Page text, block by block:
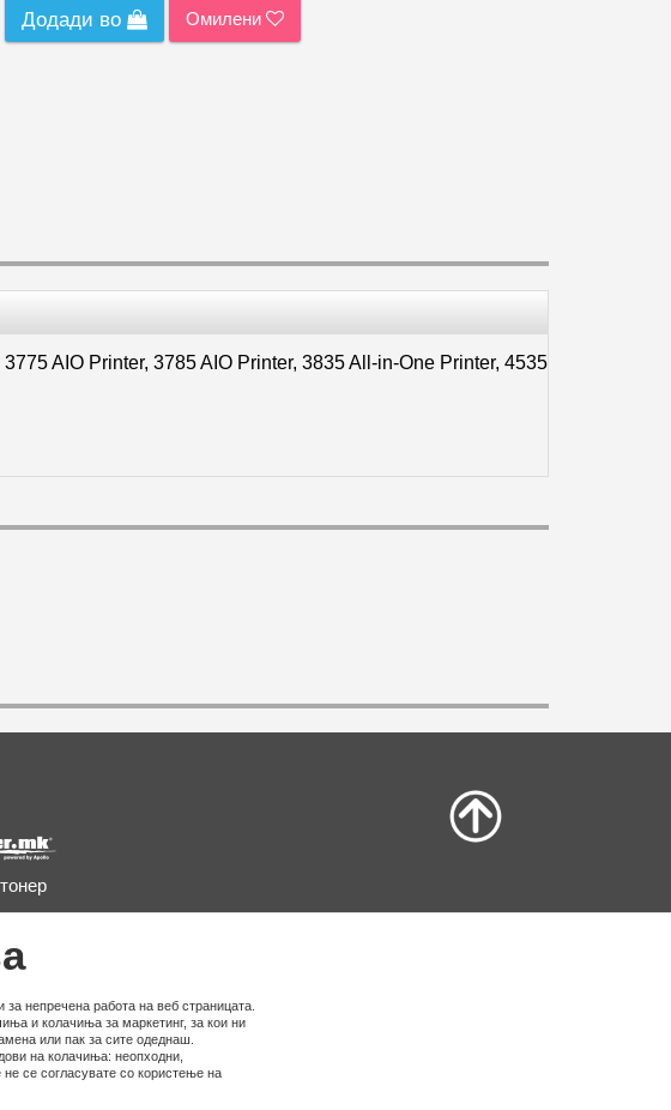
непречена работа на веб страницата.
и колачиња за маркетинг, за кои ни
или пак за сите одеднаш.
на колачиња: неопходни,
се согласувате со користење на
Додади во Омилени
AIO Printer, 3785 AIO Printer, 3835 All-in-One Printer, 4535